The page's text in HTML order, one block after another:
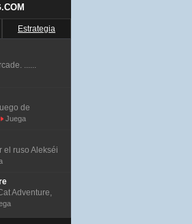
Estrategia
......
de
Juega
el ruso Alekséi
Adventure,